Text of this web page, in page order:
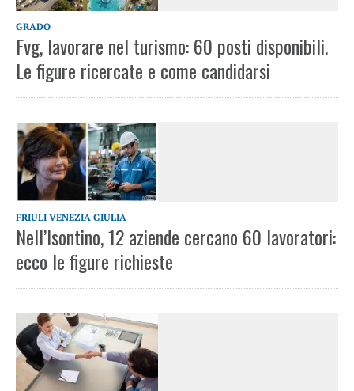
GRADO
Fvg, lavorare nel turismo: 60 posti disponibili.
Le figure ricercate e come candidarsi
FRIULI VENEZIA GIULIA
Nell’Isontino, 12 aziende cercano 60 lavoratori:
ecco le figure richieste